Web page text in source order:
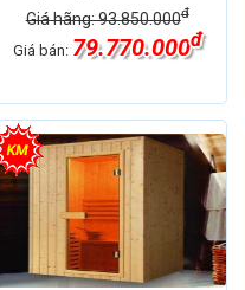
Giá hãng: 93.850.000đ
Giá bán: 79.770.000đ